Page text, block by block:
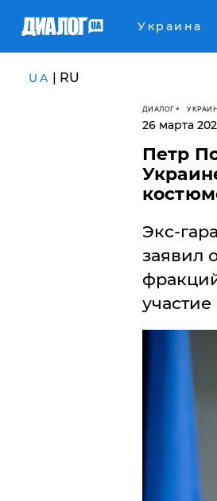
Украина
UA | RU
ДИАЛОГ
26 марта
Петр
Экс-
заявил
участие